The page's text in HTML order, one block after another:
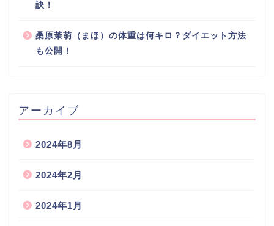
訣！
桑原茉萌（まほ）の体重は何キロ？ダイエット方法
も公開！
アーカイブ
2024年8月
2024年2月
2024年1月